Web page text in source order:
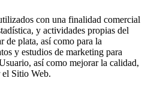
con una finalidad comercial
y actividades propias del
de plata, así como para la
y estudios de marketing para
así como mejorar la calidad,
Sitio Web.